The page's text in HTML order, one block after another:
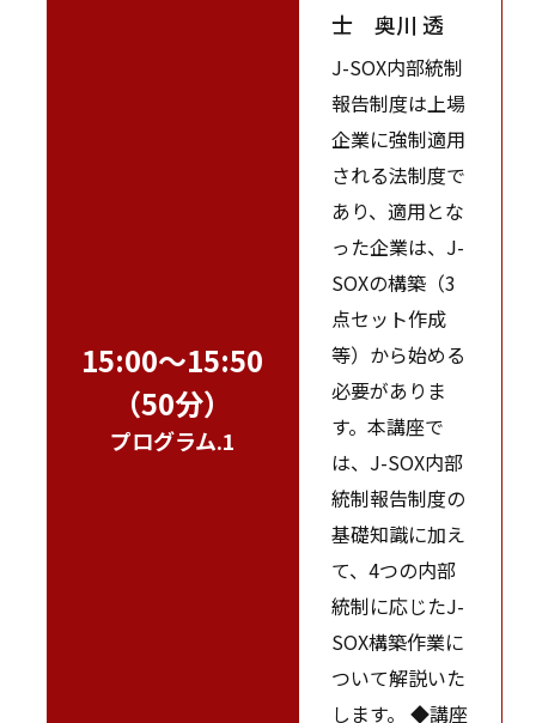
15:00～15:50
（50分）
プログラム.1
士 奥川 透
J-SOX内部統制
報告制度は上場
企業に強制適用
される法制度で
あり、適用とな
った企業は、J-
SOXの構築（3
点セット作成
等）から始める
必要がありま
す。本講座で
は、J-SOX内部
統制報告制度の
基礎知識に加え
て、4つの内部
統制に応じたJ-
SOX構築作業に
ついて解説いた
します。 ◆講座